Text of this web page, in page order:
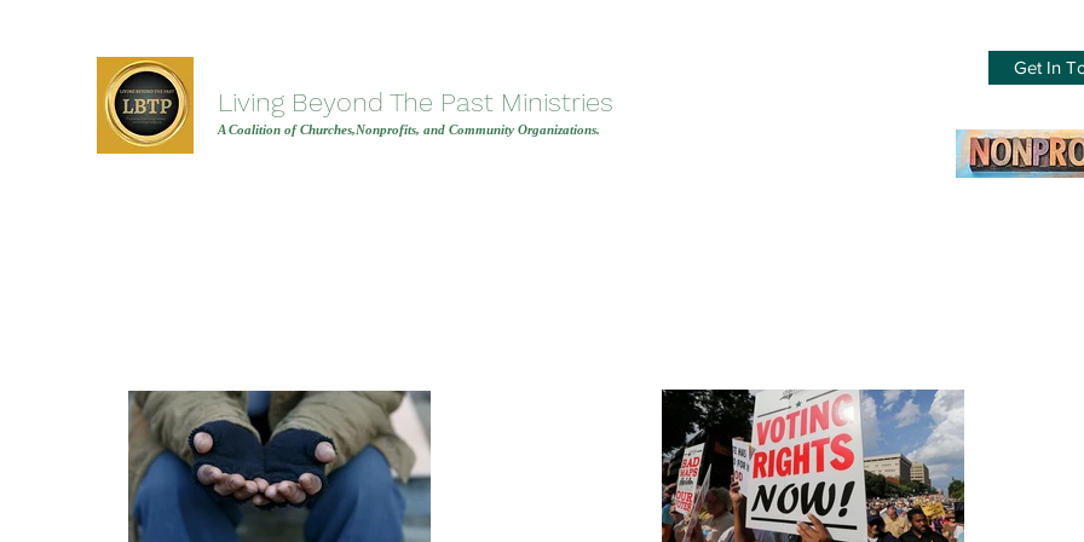
Living Beyond The Past Ministries
A Coalition of Churches,Nonprofits, and Community Organizations.
Get In